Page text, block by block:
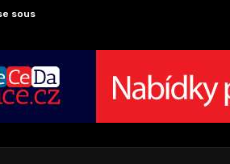
soustředění stalo nejvzácnější komoditou...
Cesta